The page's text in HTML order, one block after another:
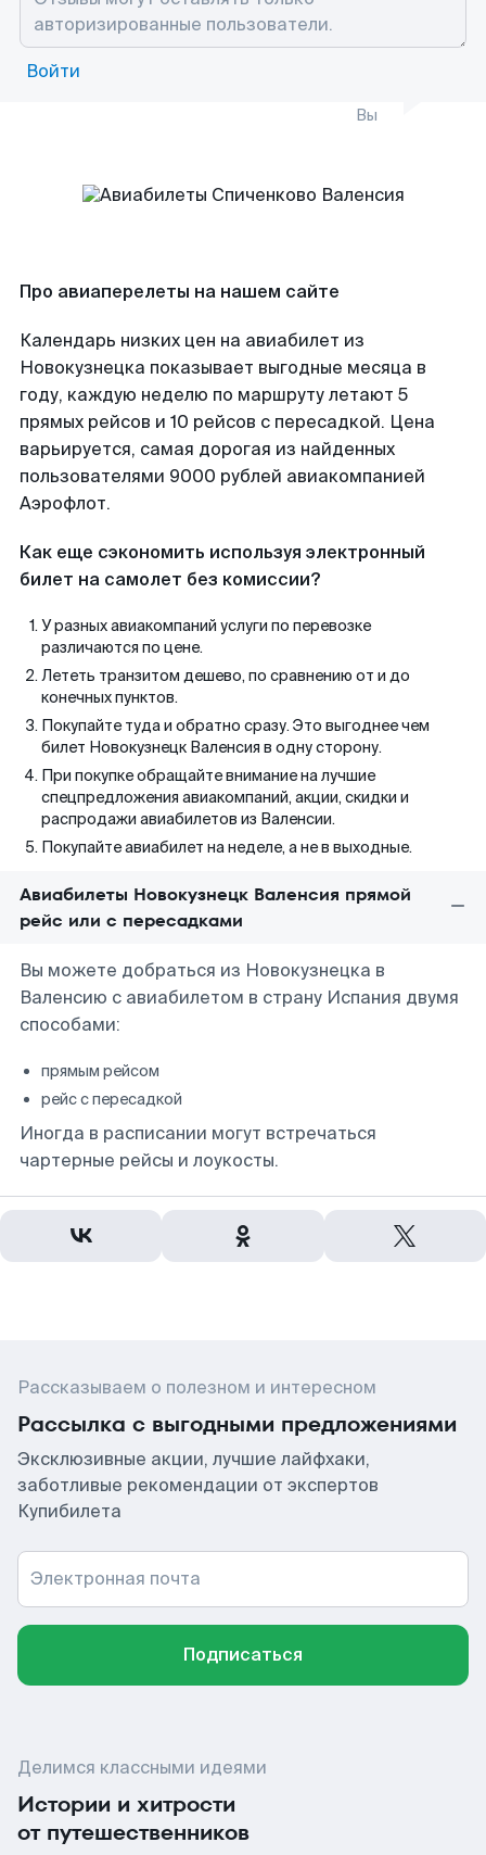
Войти
Вы
Про авиаперелеты на нашем сайте
Календарь низких цен на авиабилет из
Новокузнецка показывает выгодные месяца в
году, каждую неделю по маршруту летают 5
прямых рейсов и 10 рейсов с пересадкой. Цена
варьируется, самая дорогая из найденных
пользователями 9000 рублей авиакомпанией
Аэрофлот.
Как еще сэкономить используя электронный
билет на самолет без комиссии?
У разных авиакомпаний услуги по перевозке
различаются по цене.
Лететь транзитом дешево, по сравнению от и до
конечных пунктов.
Покупайте туда и обратно сразу. Это выгоднее чем
билет Новокузнецк Валенсия в одну сторону.
При покупке обращайте внимание на лучшие
спецпредложения авиакомпаний, акции, скидки и
распродажи авиабилетов из Валенсии.
Покупайте авиабилет на неделе, а не в выходные.
Авиабилеты Новокузнецк Валенсия прямой
рейс или с пересадками
Вы можете добраться из Новокузнецка в
Валенсию с авиабилетом в страну Испания двумя
способами:
прямым рейсом
рейс с пересадкой
Иногда в расписании могут встречаться
чартерные рейсы и лоукосты.
Рассказываем о полезном и интересном
Рассылка с выгодными предложениями
Эксклюзивные акции, лучшие лайфхаки,
заботливые рекомендации от экспертов
Купибилета
Электронная почта
Подписаться
Делимся классными идеями
Истории и хитрости
от путешественников